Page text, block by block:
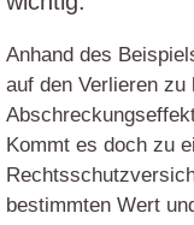
Anhand des
auf den Verlieren
Kommt es doch zu
bestimmten Wert